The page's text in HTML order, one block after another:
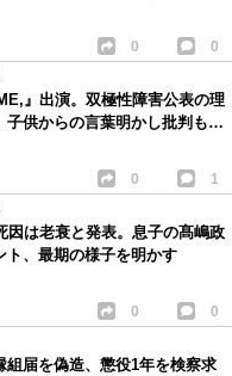
0 0
』出演。双極性障害公表の理
子供からの言葉明かし批判も…
0 1
因は老衰と発表。息子の髙嶋政
ト、最期の様子を明かす
0 0
届を偽造、懲役1年を検察求